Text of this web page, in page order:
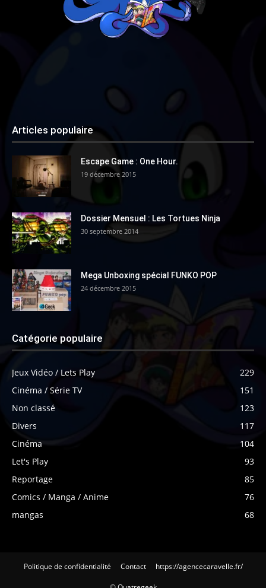
Articles populaire
Escape Game : One Hour.
19 décembre 2015
Dossier Mensuel : Les Tortues Ninja
30 septembre 2014
Mega Unboxing spécial FUNKO POP
24 décembre 2015
Catégorie populaire
Jeux Vidéo / Lets Play
229
Cinéma / Série TV
151
Non classé
123
Divers
117
Cinéma
104
Let's Play
93
Reportage
85
Comics / Manga / Anime
76
mangas
68
Politique de confidentialité Contact https://agencecaravelle.fr/